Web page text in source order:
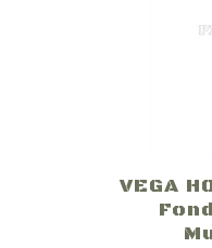
VEGA